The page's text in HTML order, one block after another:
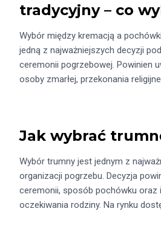
tradycyjny – co
Wybór między kremacją a
jedną z najważniejszych decyzji
ceremonii pogrzebowej. Powinien
osoby zmarłej, przekonania
Jak wybrać
Wybór trumny jest jednym z
organizacji pogrzebu. Decyzja
ceremonii, sposób pochówku oraz
oczekiwania rodziny. Na rynku